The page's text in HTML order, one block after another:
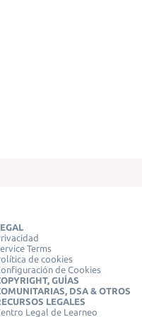
Terms
de cookies
de Cookies
GUÍAS
DSA & OTROS
LEGALES
Legal de Learneo